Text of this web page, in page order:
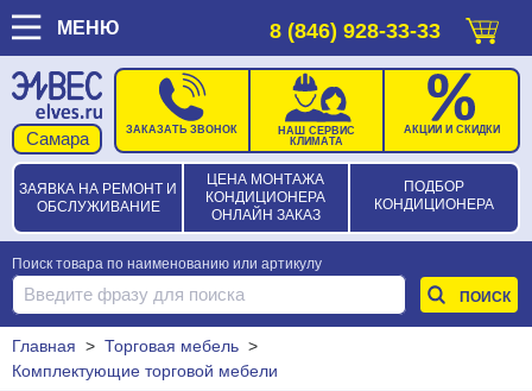
МЕНЮ 8 (846) 928-33-33
ЗАЯВКА НА РЕМОНТ И
ОБСЛУЖИВАНИЕ
ЦЕНА МОНТАЖА
КОНДИЦИОНЕРА
ОНЛАЙН ЗАКАЗ
ПОДБОР
КОНДИЦИОНЕРА
ЗАКАЗАТЬ ЗВОНОК
НАШ СЕРВИС
КЛИМАТА
АКЦИИ И СКИДКИ
Поиск товара по наименованию или артикулу
Главная > Торговая мебель >
Комплектующие торговой мебели